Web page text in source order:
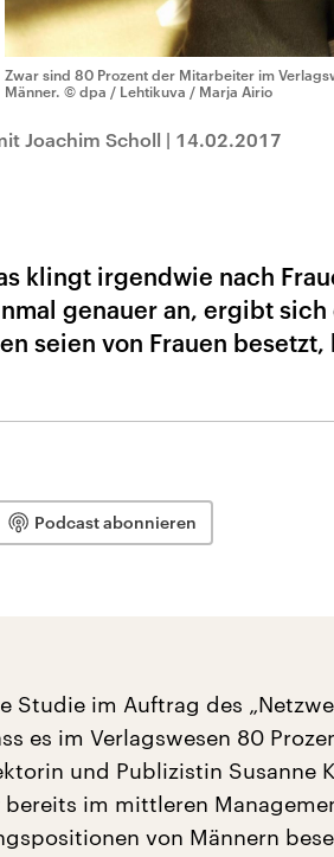
Zwar sind 80 Prozent der Mitarbeiter im
Männer. © dpa / Lehtikuva / Marja Airio
Joachim Scholl | 14.02.2017
klingt irgendwie nach
genauer an, ergibt
seien von Frauen
Podcast abonnieren
Studie im Auftrag des
es im Verlagswesen 80
und Publizistin Susanne
bereits im mittleren
von Männern